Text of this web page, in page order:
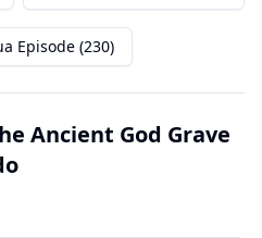
Episode (230)
Ancient God Grave